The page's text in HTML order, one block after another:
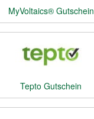
MyVoltaics® Gutschein
Tepto Gutschein